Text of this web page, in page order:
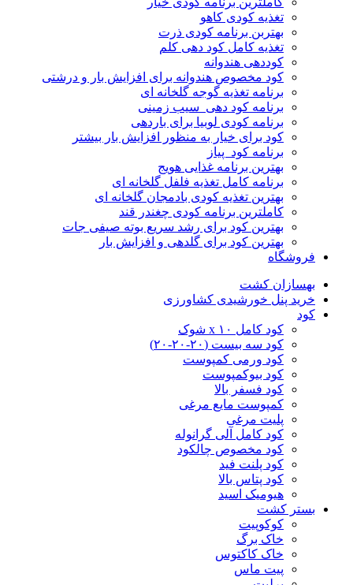
تغذیه کودی کاهو
بهتربن برنامه کودی ذرت
تغذیه کامل کود دهی کلم
کوددهی هندوانه
کود مخصوص هندوانه برای افزایش بار و درشتی
برنامه تغذیه گوجه گلخانه ای
برنامه کود دهی سیب زمینی
برنامه کودی لوبیا برای باردهی
کود برای خیار به منظور افزایش بار بیشتر
برنامه کود پیاز
بهترین برنامه غذایی هویج
برنامه کامل تغذیه فلفل گلخانه ای
بهترین تغذیه کودی بادمجان گلخانه ای
کاملترین برنامه کودی چغندر قند
بهترین کود برای رشد سریع بوته صیفی جات
بهترین کود برای گلدهی و افزایش بار
فروشگاه
بهسازان کشت
خرید پنل خورشیدی کشاورزی
کود
کود کامل ۱۰ x شوک
کود سه بیست (۲۰-۲۰-۲۰)
کود ورمی کمپوست
کود بیوکمپوست
کود فسفر بالا
کمپوست مایع مرغی
پلیت مرغی
کود کامل آلی گرانوله
کود مخصوص چالکود
کود پلنت فید
کود پتاس بالا
هیومیک اسید
بستر کشت
کوکوپیت
خاک برگ
خاک کاکتوس
پیت ماس